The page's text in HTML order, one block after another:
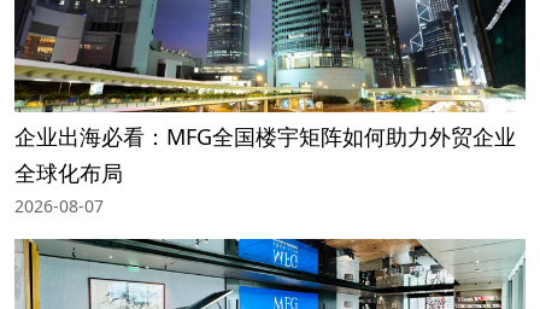
企业出海必看：MFG全国楼宇矩阵如何助力外贸企业
全球化布局
2026-08-07